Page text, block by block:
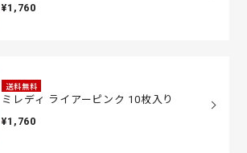
¥1,760
送料無料
ミレディ ライアーピンク 10枚入り
¥1,760